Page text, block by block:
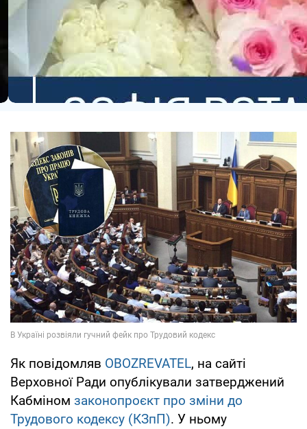
Як повідомляв OBOZREVATEL, на сайті
Верховної Ради опублікували затверджений
Кабміном законопроєкт про зміни до
Трудового кодексу (КЗпП). У ньому